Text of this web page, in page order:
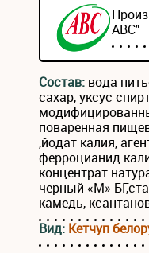
АВС"
Состав: вода
сахар, уксус
поваренная
,йодат калия,
ферроцианид
концентрат
черный «М»
камедь,
Вид: Кетчуп